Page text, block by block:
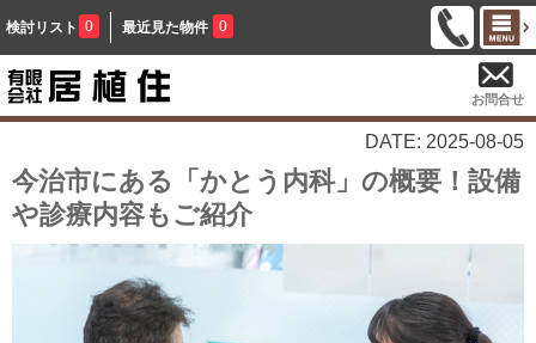
検討リスト 0 最近見た物件 0
お問合せ
DATE: 2025-08-05
今治市にある「かとう内科」の概要！設備
や診療内容もご紹介